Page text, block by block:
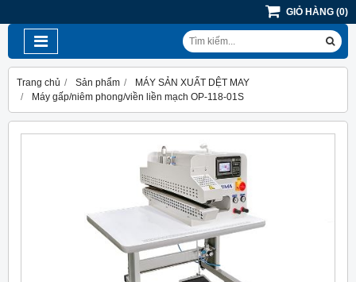
GIỎ HÀNG (0)
Trang chủ Sản phẩm
MÁY SẢN XUẤT DỆT MAY
Máy gấp/niêm phong/viền liền mạch OP-118-01S